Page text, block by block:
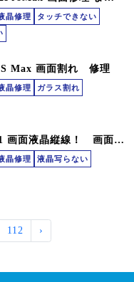
晶修理
タッチできない
Max 画面割れ 修理
晶修理 ガラス割れ
【豊田市】iPhone 11 画面液晶縦線！ 画面修理
晶修理 液晶写らない
112 ›